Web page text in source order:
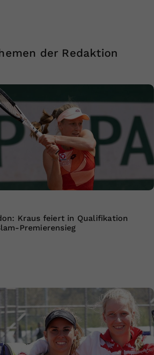
der Redaktion
Kraus feiert in Qualifikation
Premierensieg